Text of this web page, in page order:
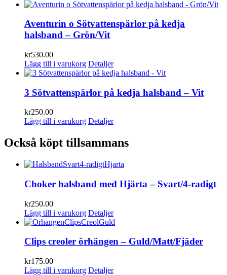
Aventurin o Sötvattenspärlor på kedja
halsband – Grön/Vit
kr530.00
Lägg till i varukorg Detaljer
3 Sötvattenspärlor på kedja halsband – Vit
kr250.00
Lägg till i varukorg Detaljer
Också köpt tillsammans
Choker halsband med Hjärta – Svart/4-radigt
kr250.00
Lägg till i varukorg Detaljer
Clips creoler örhängen – Guld/Matt/Fjäder
kr175.00
Lägg till i varukorg Detaljer